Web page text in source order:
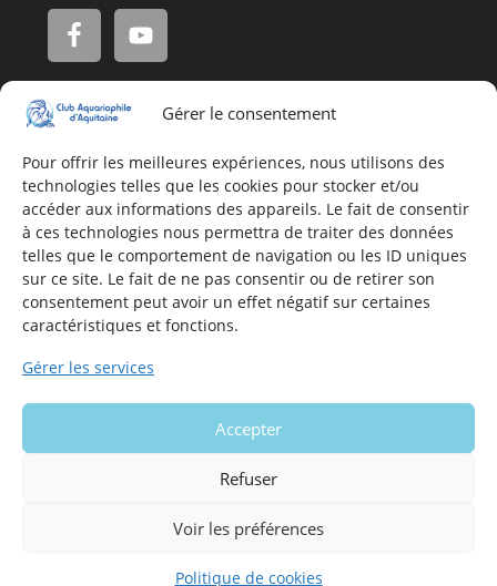
Gérer le consentement
Pour offrir les meilleures expériences, nous utilisons des
technologies telles que les cookies pour stocker et/ou
accéder aux informations des appareils. Le fait de consentir
à ces technologies nous permettra de traiter des données
telles que le comportement de navigation ou les ID uniques
sur ce site. Le fait de ne pas consentir ou de retirer son
consentement peut avoir un effet négatif sur certaines
caractéristiques et fonctions.
Gérer les services
Accepter
Refuser
Voir les préférences
Politique de cookies
Adresse
16, Rue Léon Blum
33140 Villenave d'Ornon
Nous contacter
Formulaire de contact
E-mail
Mentions légales du site
Politique en matière de cookies